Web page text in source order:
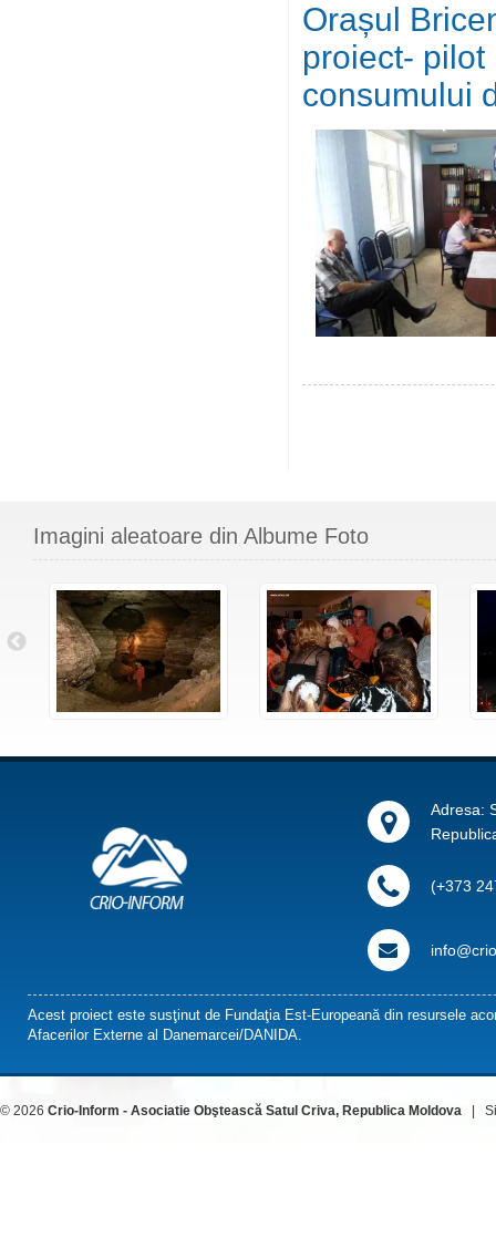
Orașul
proiect-
consumului
Imagini aleatoare din Albume Foto
Adresa:
(+373
Acest proiect este susţinut de Fundaţia Est-Europeană din resursele
Afacerilor Externe al Danemarcei/DANIDA.
© 2026 Crio-Inform - Asociatie Obştească Satul Criva, Republica Moldova |